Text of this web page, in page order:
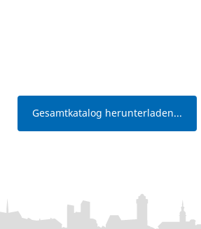
Gesamtkatalog herunterladen...